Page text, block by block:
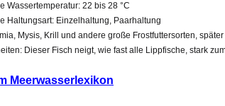
Wassertemperatur: 22 bis 28 °C
Haltungsart: Einzelhaltung, Paarhaltung
Mysis, Krill und andere große Frostfuttersorten,
Dieser Fisch neigt, wie fast alle Lippfische, stark
Meerwasserlexikon